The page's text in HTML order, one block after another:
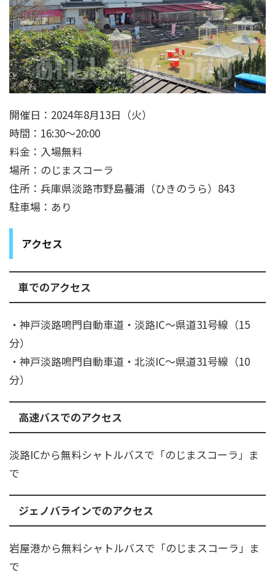
開催日：2024年8月13日（火）
時間：16:30～20:00
料金：入場無料
場所：のじまスコーラ
住所：兵庫県淡路市野島蟇浦（ひきのうら）843
駐車場：あり
アクセス
車でのアクセス
・神戸淡路鳴門自動車道・淡路IC～県道31号線（15
分）
・神戸淡路鳴門自動車道・北淡IC～県道31号線（10
分）
高速バスでのアクセス
淡路ICから無料シャトルバスで「のじまスコーラ」ま
で
ジェノバラインでのアクセス
​岩屋港から無料シャトルバスで「のじまスコーラ」ま
で